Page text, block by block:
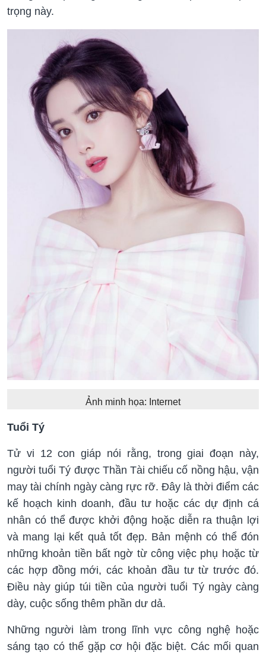
trọng này.
Ảnh minh họa: Internet
Tuổi Tý
Tử vi 12 con giáp nói rằng, trong giai đoạn này,
người tuổi Tý được Thần Tài chiếu cố nồng hậu, vận
may tài chính ngày càng rực rỡ. Đây là thời điểm các
kế hoạch kinh doanh, đầu tư hoặc các dự định cá
nhân có thể được khởi động hoặc diễn ra thuận lợi
và mang lại kết quả tốt đẹp. Bản mệnh có thể đón
những khoản tiền bất ngờ từ công việc phụ hoặc từ
các hợp đồng mới, các khoản đầu tư từ trước đó.
Điều này giúp túi tiền của người tuổi Tý ngày càng
dày, cuộc sống thêm phần dư dả.
Những người làm trong lĩnh vực công nghệ hoặc
sáng tạo có thể gặp cơ hội đặc biệt. Các mối quan